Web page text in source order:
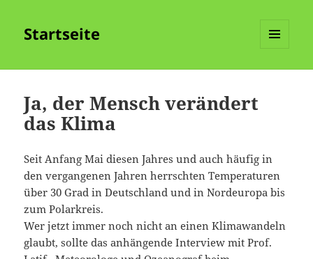
Startseite
Ja, der Mensch verändert
das Klima
Seit Anfang Mai diesen Jahres und auch häufig in
den vergangenen Jahren herrschten Temperaturen
über 30 Grad in Deutschland und in Nordeuropa bis
zum Polarkreis.
Wer jetzt immer noch nicht an einen Klimawandeln
glaubt, sollte das anhängende Interview mit Prof.